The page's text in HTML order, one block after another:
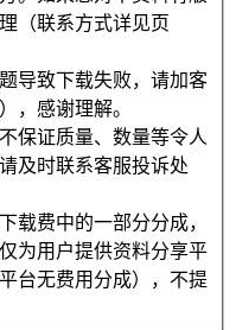
（联系方式详见页
导致下载失败，请加客
，感谢理解。
保证质量、数量等令人
及时联系客服投诉处
载费中的一部分分成，
为用户提供资料分享平
台无费用分成），不提